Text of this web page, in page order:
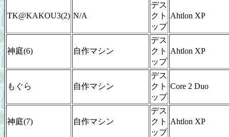
TK@KAKOU3(2) N/A
デス
クト
ップ
Ahtlon XP
神庭(6) 自作マシン
デス
クト
ップ
Ahtlon XP
もぐら 自作マシン
デス
クト
ップ
Core 2 Duo
神庭(7) 自作マシン
デス
クト
ップ
Ahtlon XP